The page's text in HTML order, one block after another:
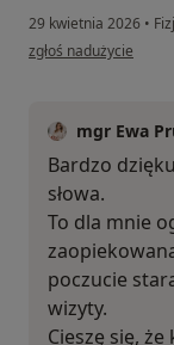
29 kwietnia 2026 •
w opinii użytkownika
zgłoś nadużycie
mgr Ewa
Bardzo
słowa.
To dla mnie
poczucie
wizyty.
Cieszę się,